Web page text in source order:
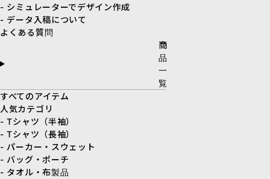
- シミュレーターでデザイン作成
- データ入稿について
よくある質問
商
品
一
覧
すべてのアイテム
人気カテゴリ
- Tシャツ（半袖）
- Tシャツ（長袖）
- パーカー・スウェット
- バッグ・ポーチ
- タオル・布製品